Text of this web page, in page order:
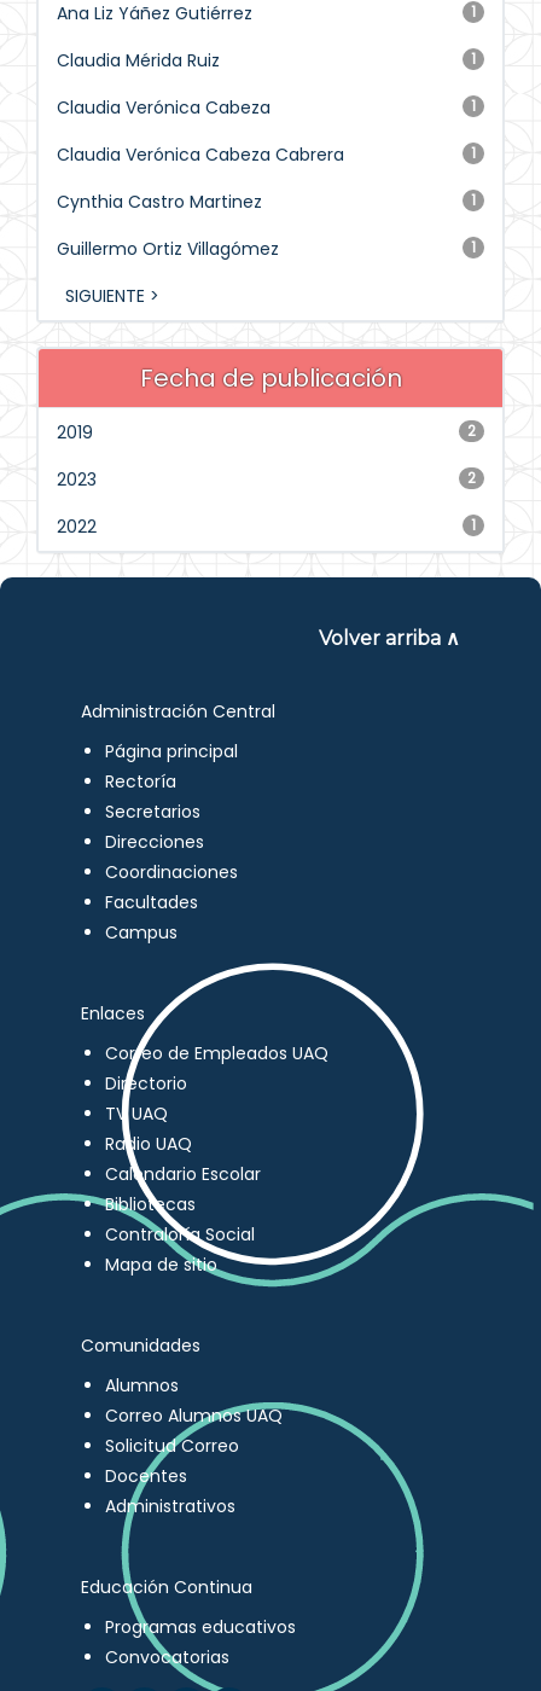
1
Ana Liz Yáñez Gutiérrez
1
Claudia Mérida Ruiz
1
Claudia Verónica Cabeza
1
Claudia Verónica Cabeza Cabrera
1
Cynthia Castro Martinez
1
Guillermo Ortiz Villagómez
SIGUIENTE >
Fecha de publicación
2
2019
2
2023
1
2022
Volver arriba ∧
Administración Central
Página principal
Rectoría
Secretarios
Direcciones
Coordinaciones
Facultades
Campus
Enlaces
Correo de Empleados UAQ
Directorio
TV UAQ
Radio UAQ
Calendario Escolar
Bibliotecas
Contraloría Social
Mapa de sitio
Comunidades
Alumnos
Correo Alumnos UAQ
Solicitud Correo
Docentes
Administrativos
Educación Continua
Programas educativos
Convocatorias